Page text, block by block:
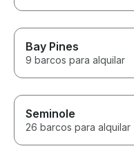
Bay Pines
9 barcos para alquilar
Seminole
26 barcos para alquilar